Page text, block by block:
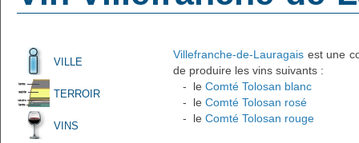
VILLE
TERROIR
VINS
Villefranche-de-Lauragais est une
de produire les vins suivants :
- le Comté Tolosan blanc
- le Comté Tolosan rosé
- le Comté Tolosan rouge